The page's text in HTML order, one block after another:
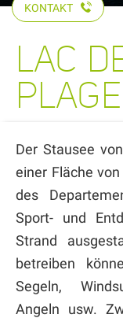
KONTAKT
LAC
PLAGE
Der Stausee
einer Fläche
des
Sport- und
Strand
betreiben
Segeln,
Angeln usw.